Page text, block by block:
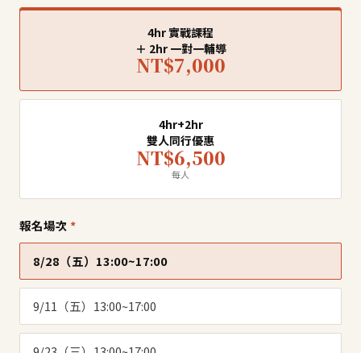
4hr 實戰課程
＋ 2hr 一對一輔導
NT$7,000
4hr+2hr
雙人同行優惠
NT$6,500
每人
報名場次 *
8/28（五）13:00~17:00
9/11（五）13:00~17:00